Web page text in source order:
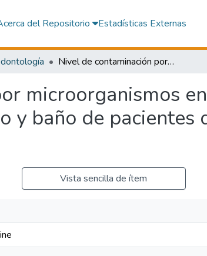
del Repositorio Estadísticas Externas
Nivel de contaminación por microorganismos en cepillo dental almacenado en dormitorio y baño de pacientes de un consultorio privado de Ica, 2022
microorganismos
y baño de
Vista sencilla de ítem